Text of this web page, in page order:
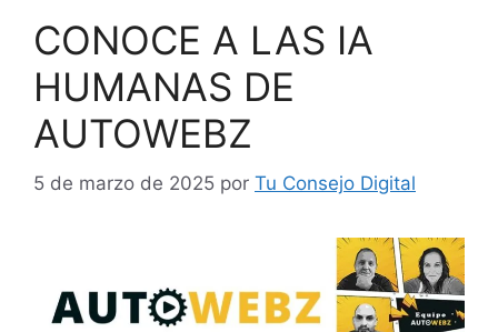
CONOCE A LAS IA
HUMANAS DE
AUTOWEBZ
5 de marzo de 2025 por Tu Consejo Digital